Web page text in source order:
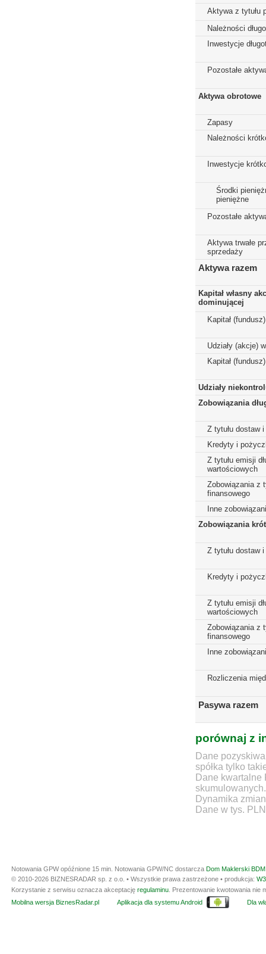
Aktywa z tytułu
Należności
Inwestycje
Pozostałe
Aktywa obrotowe
Zapasy
Należności
Inwestycje
Środki
pieniężne
Pozostałe
Aktywa trwałe
sprzedaży
Aktywa razem
Kapitał własny
dominującej
Kapitał
Udziały (akcje)
Kapitał
Udziały
Zobowiązania
Z tytułu dostaw i
Kredyty i
Z tytułu emisji
wartościowych
Zobowiązania z
finansowego
Inne
Zobowiązania
Z tytułu dostaw i
Kredyty i
Z tytułu emisji
wartościowych
Zobowiązania z
finansowego
Inne
Rozliczenia
Pasywa razem
porównaj z
Dane
spółka tylko
Dane
skumulowanych.
Dynamika
Dane w tys. PLN
Notowania GPW opóźnione 15 min. Notowania GPW/NC dostarcza Dom Maklerski
© 2010-2026 BIZNESRADAR sp. z o.o. • Wszystkie prawa zastrzeżone • produkcja:
Korzystanie z serwisu oznacza akceptację regulaminu . Prezentowanie kwotowania
Mobilna wersja BiznesRadar.pl
Aplikacja dla systemu Android Dla